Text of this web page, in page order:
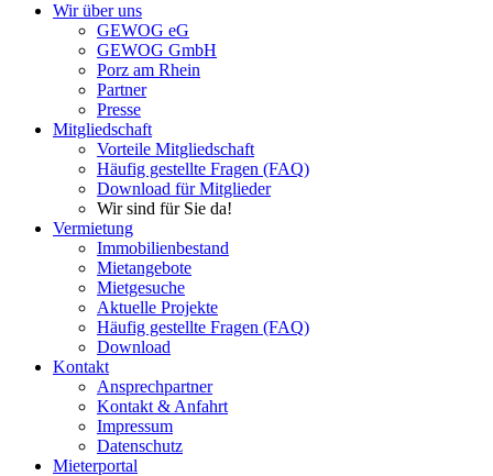
Wir über uns
GEWOG eG
GEWOG GmbH
Porz am Rhein
Partner
Presse
Mitgliedschaft
Vorteile Mitgliedschaft
Häufig gestellte Fragen (FAQ)
Download für Mitglieder
Wir sind für Sie da!
Vermietung
Immobilienbestand
Mietangebote
Mietgesuche
Aktuelle Projekte
Häufig gestellte Fragen (FAQ)
Download
Kontakt
Ansprechpartner
Kontakt & Anfahrt
Impressum
Datenschutz
Mieterportal